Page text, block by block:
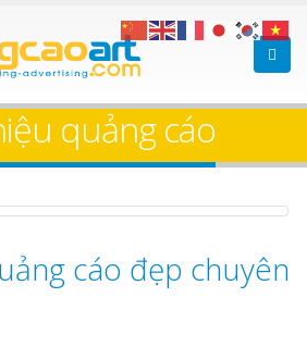
quảng cáo
cáo đẹp chuyên
cửa
gỗ tại
Làm bảng
Dương